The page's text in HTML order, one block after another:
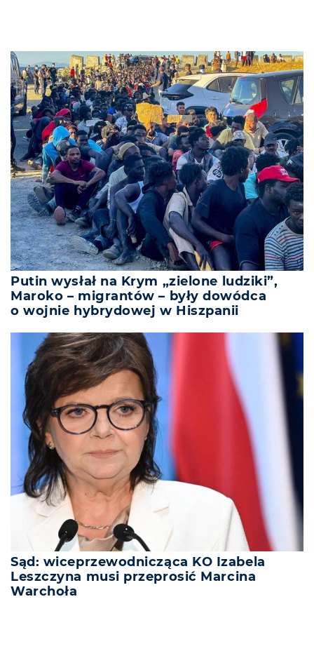
Putin wysłał na Krym „zielone ludziki”,
Maroko – migrantów – były dowódca
o wojnie hybrydowej w Hiszpanii
Sąd: wiceprzewodnicząca KO Izabela
Leszczyna musi przeprosić Marcina
Warchoła